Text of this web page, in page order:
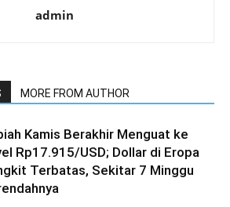
admin
MORE FROM AUTHOR
Kamis Berakhir Menguat ke
Rp17.915/USD; Dollar di Eropa
Terbatas, Sekitar 7 Minggu